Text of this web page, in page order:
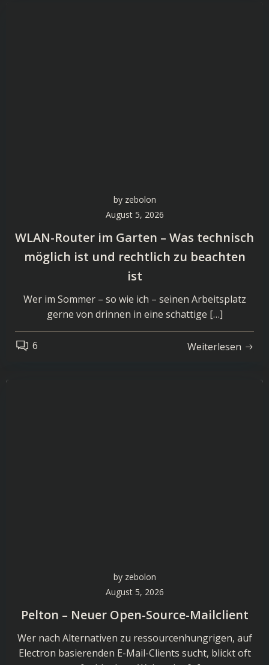
by zebolon
August 5, 2026
WLAN-Router im Garten – Was technisch
möglich ist und rechtlich zu beachten
ist
Wer im Sommer – so wie ich – seinen Arbeitsplatz
gerne von drinnen in eine schattige […]
6 Weiterlesen
by zebolon
August 5, 2026
Pelton – Neuer Open-Source-Mailclient
Wer nach Alternativen zu ressourcenhungrigen, auf
Electron basierenden E-Mail-Clients sucht, blickt oft